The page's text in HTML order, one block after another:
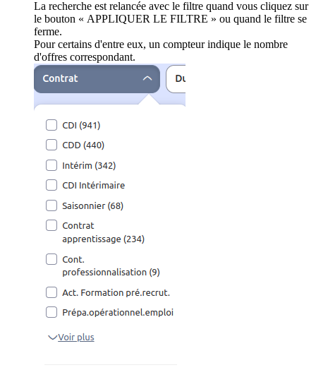
La recherche est relancée avec le filtre quand vous cliquez sur
le bouton « APPLIQUER LE FILTRE » ou quand le filtre se
ferme.
Pour certains d'entre eux, un compteur indique le nombre
d'offres correspondant.